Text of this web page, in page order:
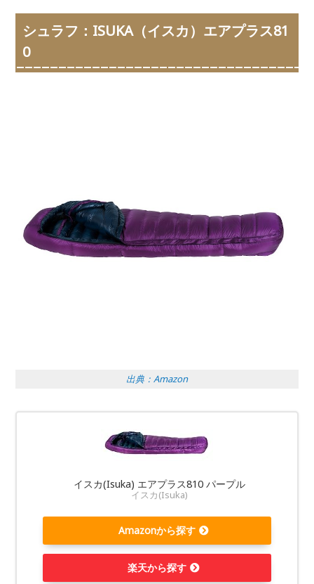
シュラフ：ISUKA（イスカ）エアプラス81
0
出典：Amazon
イスカ(Isuka) エアプラス810 パープル
イスカ(Isuka)
Amazonから探す
楽天から探す